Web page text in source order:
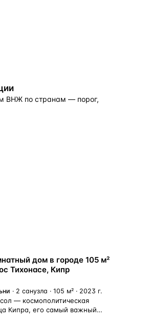
ВНЖ по странам — порог,
дом в городе 105 м²
Тихонасе, Кипр
· 2 санузла · 105 м² · 2023 г.
— космополитическая
Кипра, его самый важный